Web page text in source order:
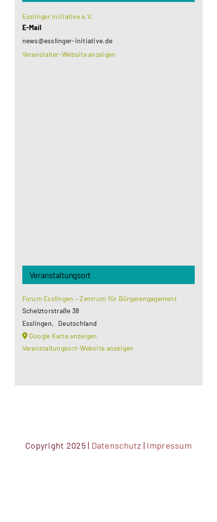
Esslinger Initiative e.V.
E-Mail
news@esslinger-initiative.de
Veranstalter-Website anzeigen
Veranstaltungsort
Forum Esslingen – Zentrum für Bürgerengagement
Schelztorstraße 38
Esslingen,
Deutschland
Google Karte anzeigen
Veranstaltungsort-Website anzeigen
Copyright 2025 | Datenschutz | Impressum